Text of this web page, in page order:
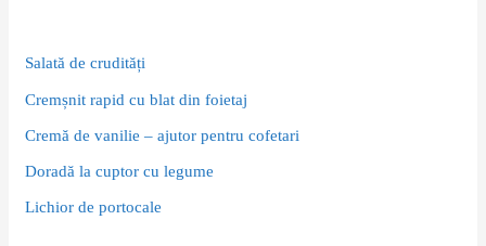
:
Salată de crudități
Cremșnit rapid cu blat din foietaj
Cremă de vanilie – ajutor pentru cofetari
Doradă la cuptor cu legume
Lichior de portocale